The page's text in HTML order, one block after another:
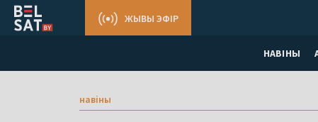
НАВІНЫ
ЖЫВЫ ЭФІР
навіны